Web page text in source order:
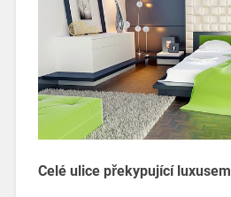
Celé ulice překypující luxusem